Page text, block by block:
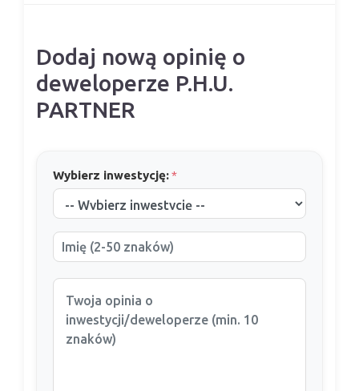
Dodaj nową opinię o
deweloperze P.H.U.
PARTNER
Wybierz inwestycję:*